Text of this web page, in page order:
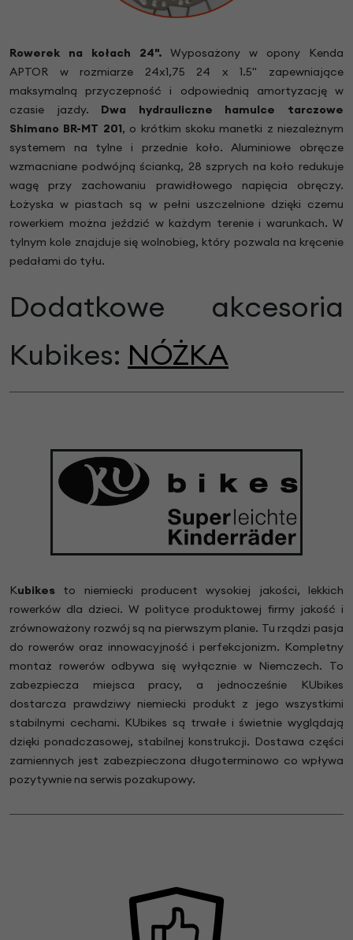
Rowerek na kołach 24".Wyposażony w opony Kenda
APTOR w rozmiarze 24x1,75 24 x 1.5" zapewniające
maksymalną przyczepność i odpowiednią amortyzację w
czasie jazdy. Dwa hydrauliczne hamulce tarczowe
Shimano BR-MT 201, o krótkim skoku manetki z niezależnym
systemem na tylne i przednie koło. Aluminiowe obręcze
wzmacniane podwójną ścianką, 28 szprych na koło redukuje
wagę przy zachowaniu prawidłowego napięcia obręczy.
Łożyska w piastach są w pełni uszczelnione dzięki czemu
rowerkiem można jeździć w każdym terenie i warunkach. W
tylnym kole znajduje się wolnobieg, który pozwala na kręcenie
pedałami do tyłu.
Dodatkowe akcesoria
Kubikes: NÓŻKA
Kubikes to niemiecki producent wysokiej jakości, lekkich
rowerków dla dzieci. W polityce produktowej firmy jakość i
zrównoważony rozwój są na pierwszym planie. Tu rządzi pasja
do rowerów oraz innowacyjność i perfekcjonizm. Kompletny
montaż rowerów odbywa się wyłącznie w Niemczech. To
zabezpiecza miejsca pracy, a jednocześnie KUbikes
dostarcza prawdziwy niemiecki produkt z jego wszystkimi
stabilnymi cechami. KUbikes są trwałe i świetnie wyglądają
dzięki ponadczasowej, stabilnej konstrukcji. Dostawa części
zamiennych jest zabezpieczona długoterminowo co wpływa
pozytywnie na serwis pozakupowy.